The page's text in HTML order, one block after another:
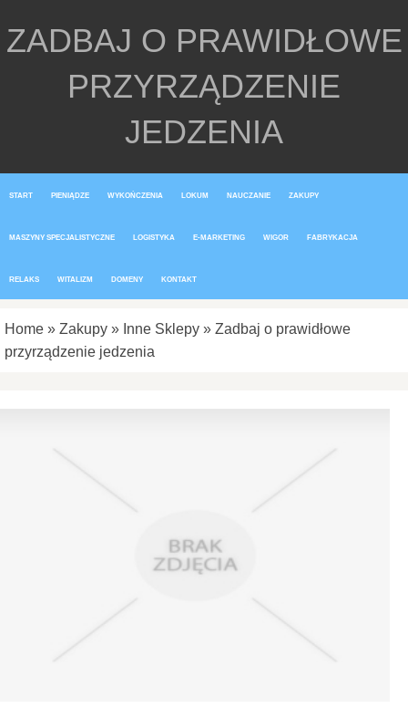
ZADBAJ O PRAWIDŁOWE
PRZYRZĄDZENIE
JEDZENIA
START PIENIĄDZE WYKOŃCZENIA LOKUM NAUCZANIE ZAKUPY
MASZYNY SPECJALISTYCZNE LOGISTYKA E-MARKETING WIGOR FABRYKACJA
RELAKS WITALIZM DOMENY KONTAKT
Home » Zakupy » Inne Sklepy » Zadbaj o prawidłowe
przyrządzenie jedzenia